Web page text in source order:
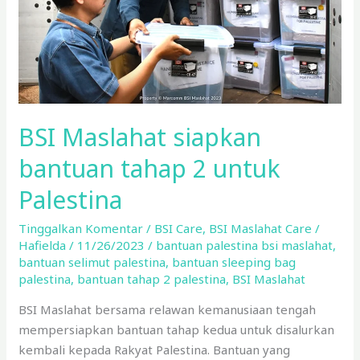
BSI Maslahat siapkan
bantuan tahap 2 untuk
Palestina
Tinggalkan Komentar / BSI Care, BSI Maslahat Care /
Hafielda/ 11/26/2023/ bantuan palestina bsi maslahat,
bantuan selimut palestina, bantuan sleeping bag
palestina, bantuan tahap 2 palestina, BSI Maslahat
BSI Maslahat bersama relawan kemanusiaan tengah
mempersiapkan bantuan tahap kedua untuk disalurkan
kembali kepada Rakyat Palestina. Bantuan yang
untuk
Palestina